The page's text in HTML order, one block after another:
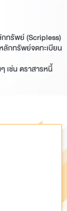
ทรัพย์ (Scripless)
ลักทรัพย์จดทะเบียน
เช่น ตราสารหนี้